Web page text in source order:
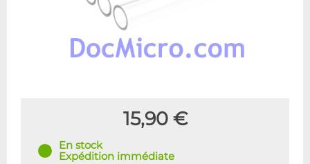
15,90 €
En stock
Expédition immédiate